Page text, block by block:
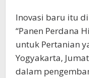
Inovasi baru itu
“Panen Perdana
untuk Pertanian
Yogyakarta,
dalam